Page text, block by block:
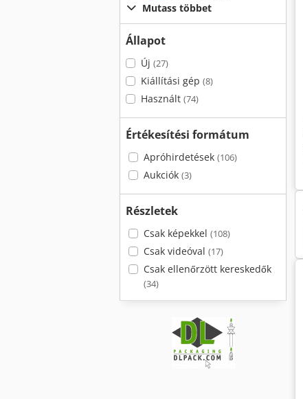
Mutass többet
Állapot
Új (27)
Kiállítási gép (8)
Használt (74)
Értékesítési formátum
Apróhirdetések (106)
Aukciók (3)
Részletek
Csak képekkel (108)
Csak videóval (17)
Csak ellenőrzött kereskedők
(34)
Robopac Starbox 65